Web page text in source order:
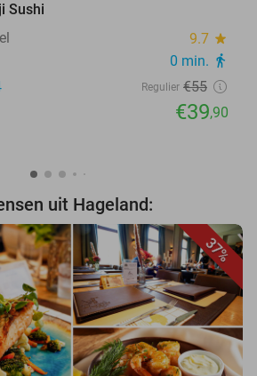
Sushi
9.7 star
0 min. directions_walk
Regulier €55
€39,90
uit Hageland:
37%